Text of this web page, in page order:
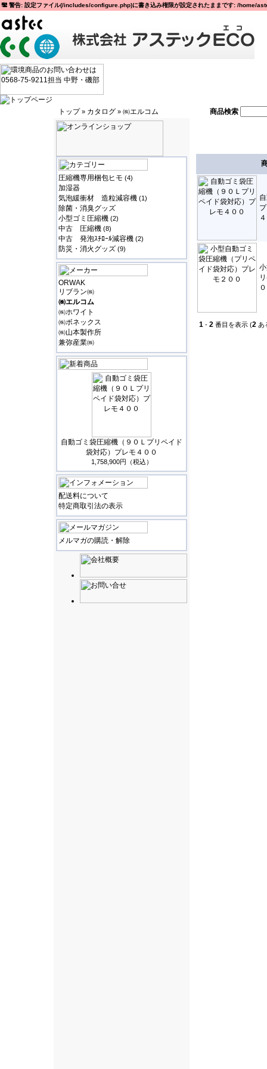
警告: 設定ファイル(/includes/configure.php)に書き込み権限が設定されたままです: /
トップ» カタログ » ㈱エルコム 商品検索
圧縮機専用梱包ヒモ (4)
加湿器
気泡緩衝材 造粒減容機 (1)
除菌・消臭グッズ
小型ゴミ圧縮機 (2)
中古 圧縮機 (8)
中古 発泡ｽﾁﾛｰﾙ減容機 (2)
防災・消火グッズ (9)
ORWAK
リブラン㈱
㈱エルコム
㈱ホワイト
㈱ボネックス
㈱山本製作所
兼弥産業㈱
自動ゴミ袋圧縮機（９０Ｌプリペイド
袋対応）プレモ４００
1,758,900円（税込）
配送料について
特定商取引法の表示
メルマガの購読・解除
1 - 2 番目を表示 (2 あ